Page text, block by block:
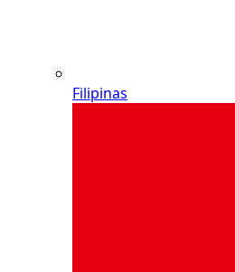
Filipinas